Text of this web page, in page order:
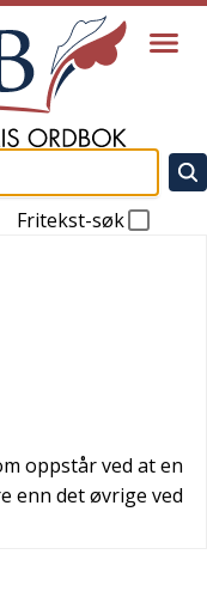
Fritekst-søk
oppstår ved at en
enn det øvrige ved